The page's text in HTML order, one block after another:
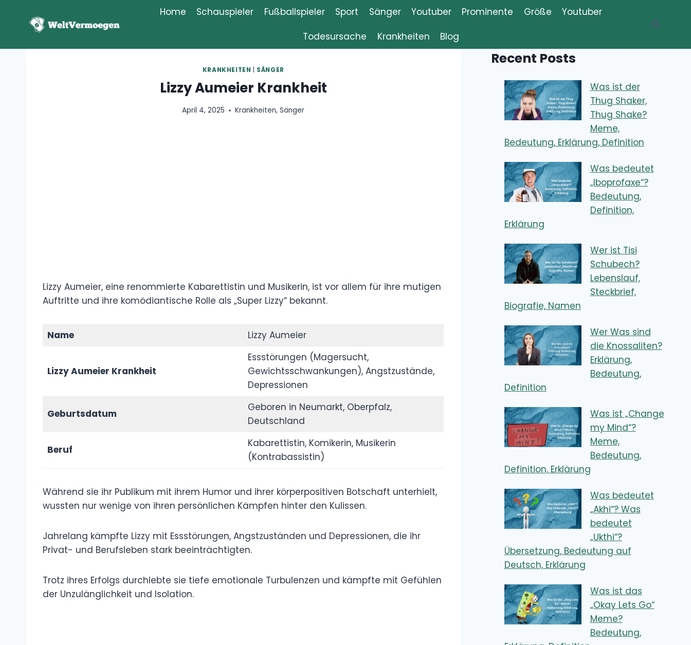
springen
Home Schauspieler Fußballspieler Sport Sänger Youtuber Prominente Größe
Youtuber
Todesursache
Krankheiten Blog
KRANKHEITEN SÄNGER
Lizzy Aumeier Krankheit
April 4, 2025 Krankheiten,Sänger
Lizzy Aumeier, eine renommierte Kabarettistin und Musikerin, ist vor allem für ihre mutigen
Auftritte und ihre komödiantische Rolle als „Super Lizzy“ bekannt.
Name Lizzy Aumeier
Lizzy Aumeier Krankheit
Essstörungen (Magersucht,
Gewichtsschwankungen), Angstzustände,
Depressionen
Geburtsdatum
Geboren in Neumarkt, Oberpfalz,
Deutschland
Beruf
Kabarettistin, Komikerin, Musikerin
(Kontrabassistin)
Während sie ihr Publikum mit ihrem Humor und ihrer körperpositiven Botschaft unterhielt,
wussten nur wenige von ihren persönlichen Kämpfen hinter den Kulissen.
Jahrelang kämpfte Lizzy mit Essstörungen, Angstzuständen und Depressionen, die ihr
Privat- und Berufsleben stark beeinträchtigten.
Trotz ihres Erfolgs durchlebte sie tiefe emotionale Turbulenzen und kämpfte mit Gefühlen
der Unzulänglichkeit und Isolation.
Recent Posts
Was ist der
Thug Shaker,
Thug Shake?
Meme,
Bedeutung, Erklärung, Definition
Was bedeutet
„Iboprofaxe“?
Bedeutung,
Definition,
Erklärung
Wer ist Tisi
Schubech?
Lebenslauf,
Steckbrief,
Biografie, Namen
Wer Was sind
die Knossaliten?
Erklärung,
Bedeutung,
Definition
Was ist „Change
my Mind“?
Meme,
Bedeutung,
Definition, Erklärung
Was bedeutet
„Akhi“? Was
bedeutet
„Ukthi“?
Übersetzung, Bedeutung auf
Deutsch, Erklärung
Was ist das
„Okay Lets Go“
Meme?
Bedeutung,